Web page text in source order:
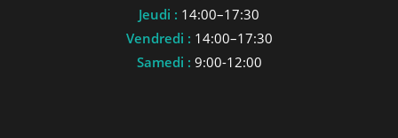
Jeudi : 14:00–17:30
Vendredi : 14:00–17:30
Samedi : 9:00-12:00